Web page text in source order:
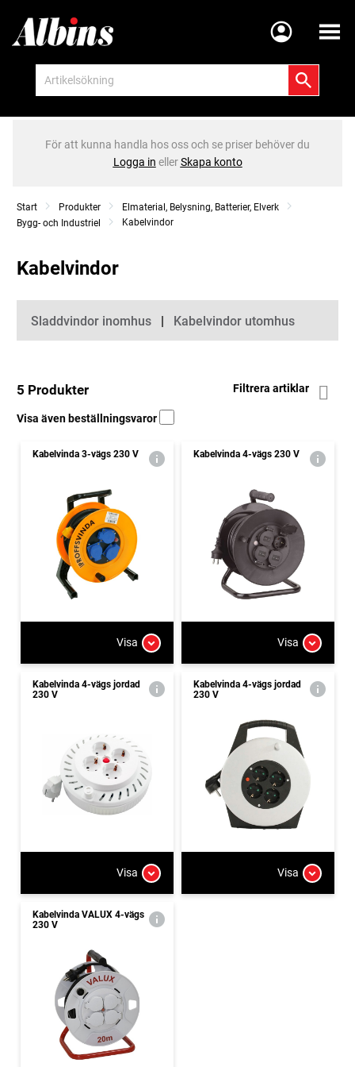
Meny
För att kunna handla hos oss och se priser behöver du
Logga in ellerSkapa konto
Start Produkter
Elmaterial, Belysning, Batterier, Elverk
Bygg- och Industriel
Kabelvindor
Kabelvindor
Kategorier
Sladdvindor inomhus Kabelvindor utomhus
5 Produkter Filtrera artiklar
Visa även beställningsvaror
Kabelvinda 3-vägs 230 V
Visa
Kabelvinda 4-vägs 230 V
Visa
Kabelvinda 4-vägs jordad
230 V
Visa
Kabelvinda 4-vägs jordad
230 V
Visa
Kabelvinda VALUX 4-vägs
230 V